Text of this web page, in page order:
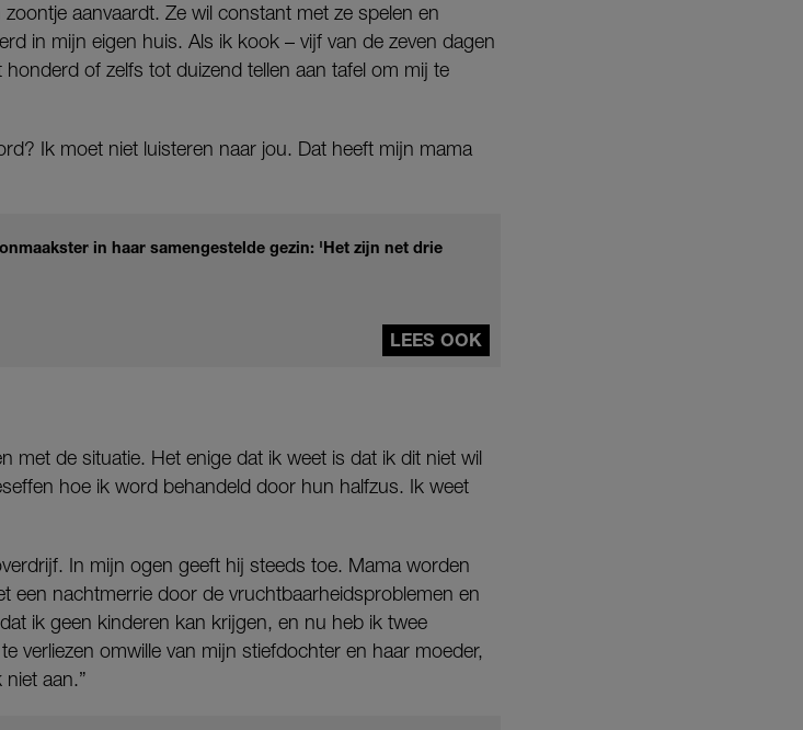
aanvaardt. Ze wil constant met ze spelen en
in mijn eigen huis. Als ik kook – vijf van de zeven dagen
of zelfs tot duizend tellen aan tafel om mij te
Ik moet niet luisteren naar jou. Dat heeft mijn mama
in haar samengestelde gezin: 'Het zijn net drie
LEES OOK
met de situatie. Het enige dat ik weet is dat ik dit niet wil
hoe ik word behandeld door hun halfzus. Ik weet
In mijn ogen geeft hij steeds toe. Mama worden
een nachtmerrie door de vruchtbaarheidsproblemen en
ik geen kinderen kan krijgen, en nu heb ik twee
verliezen omwille van mijn stiefdochter en haar moeder,
aan.”